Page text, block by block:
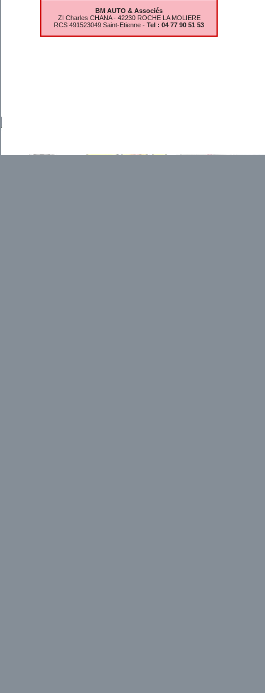
BM AUTO & Associés
ZI Charles CHANA - 42230 ROCHE LA MOLIERE
RCS 491523049 Saint-Etienne - Tel : 04 77 90 51 53